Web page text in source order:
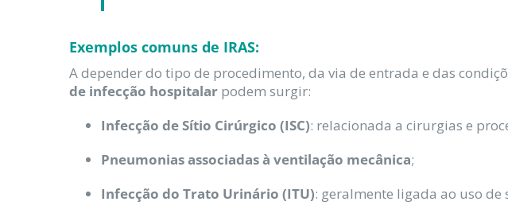
Exemplos comuns de IRAS:
A depender do tipo de procedimento, da via de entrada e das
de infecção hospitalarpodem surgir:
Infecção de Sítio Cirúrgico (ISC): relacionada a cirurgias e
Pneumonias associadas à ventilação mecânica;
Infecção do Trato Urinário (ITU): geralmente ligada ao uso de